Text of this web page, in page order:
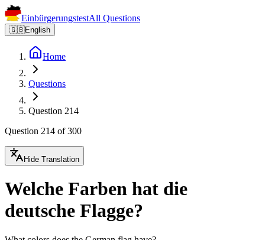
EinbürgerungstestAll Questions
🇬🇧English
Home
Questions
Question 214
Question 214 of 300
Hide Translation
Welche Farben hat die
deutsche Flagge?